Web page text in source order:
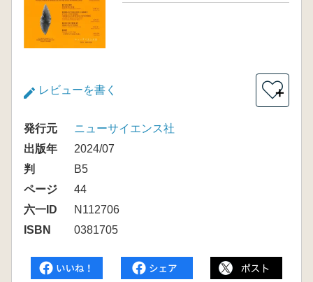
レビューを書く ＋
発行元
ニューサイエンス社
出版年
2024/07
判
B5
ページ
44
六一ID
N112706
ISBN
0381705